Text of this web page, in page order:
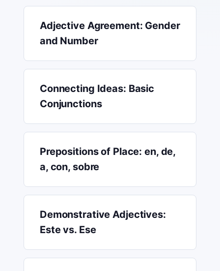
Adjective Agreement: Gender
and Number
Connecting Ideas: Basic
Conjunctions
Prepositions of Place: en, de,
a, con, sobre
Demonstrative Adjectives:
Este vs. Ese